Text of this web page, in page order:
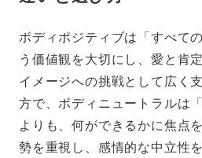
ボディポジティブは「すべて
う価値観を大切にし、愛と肯
イメージへの挑戦として広く
方で、ボディニュートラルは
よりも、何ができるかに焦点
勢を重視し、感情的な中立性